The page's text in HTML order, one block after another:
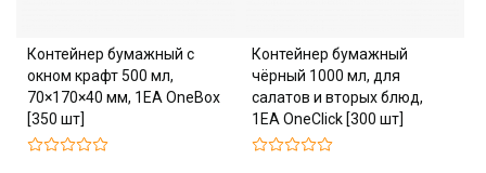
Контейнер бумажный с
окном крафт 500 мл,
70×170×40 мм, 1EA OneBox
[350 шт]
Контейнер бумажный
чёрный 1000 мл, для
салатов и вторых блюд,
1EA OneClick [300 шт]